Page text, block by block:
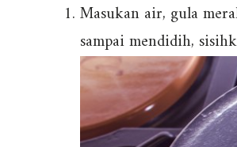
Masukan air, gula
sampai mendidih,